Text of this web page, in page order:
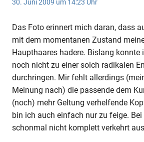
30. Juni 2009 um 14:23 Uhr
Das Foto erinnert mich daran, dass
mit dem momentanen Zustand
Haupthaares hadere. Bislang konnte
noch nicht zu einer solch radikalen
durchringen. Mir fehlt allerdings
Meinung nach) die passende dem
(noch) mehr Geltung verhelfende
bin ich auch einfach nur zu feige.
schonmal nicht komplett verkehrt